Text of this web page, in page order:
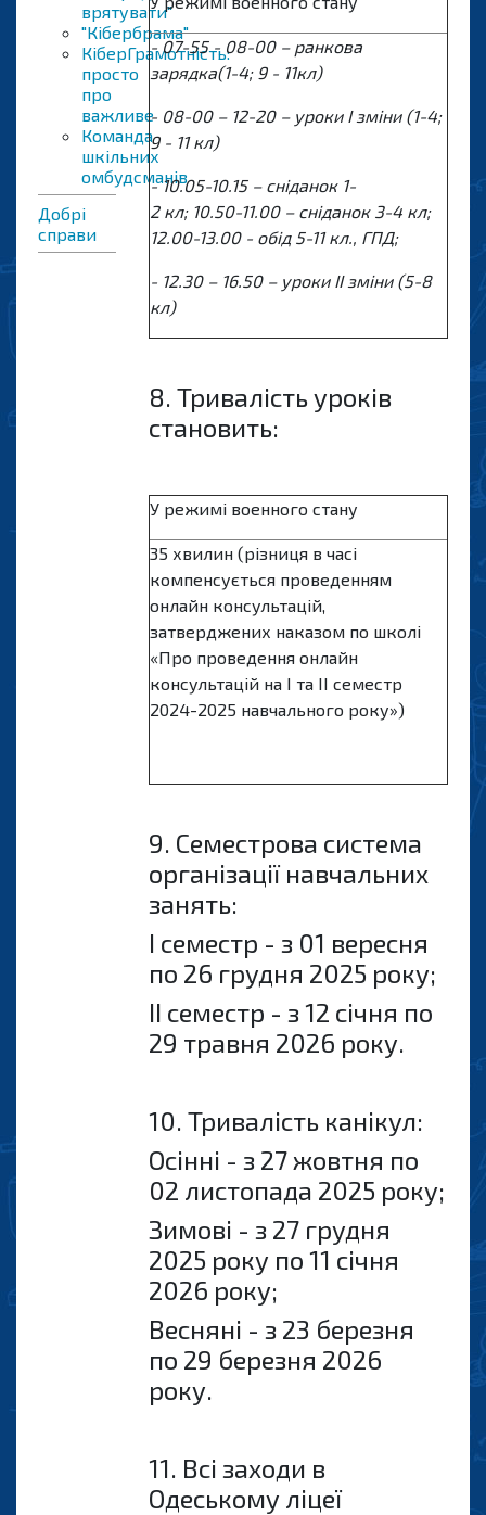
врятувати"
"Кібербрама"
КіберГрамотність:
просто
про
важливе
Команда
шкільних
омбудсманів
Добрі
справи
- 07-55 - 08-00 – ранкова
зарядка(1-4; 9- 11кл)
- 08-00 – 12-20– уроки І зміни (1-4;
9- 11 кл)
- 10.05-10.15 – сніданок 1-
2кл; 10.50-11.00 – сніданок 3-4 кл;
12.00-13.00 - обід 5-11 кл., ГПД;
- 12.30 – 16.50 – уроки ІІ зміни (5-8
кл)
8. Тривалiсть уроків
становить:
У режимі военного стану
35 хвилин (різниця в часі
компенсується проведенням
онлайн консультацій,
затверджених наказом по школі
«Про проведення онлайн
консультацій на І та ІІ семестр
2024-2025 навчального року»)
9. Семестрова система
організації навчальних
занять:
I семестр - з 01 вересня
по 26 грудня 2025 року;
ІІ семестр - з 12 сiчня по
29 травня 2026 року.
10. Тривалість канiкул:
Осiннi - з 27 жовтня по
02 листопада 2025 року;
Зимовi - з 27 грудня
2025 року по 11 сiчня
2026 року;
Весняні - з 23 березня
по 29 березня 2026
року.
11. Всi заходи в
Одеському ліцеї